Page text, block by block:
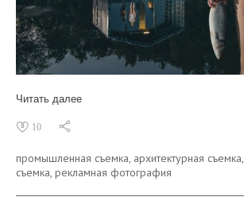
Читать далее
10
промышленная съемка, архитектурная съемка,
съемка, рекламная фотография